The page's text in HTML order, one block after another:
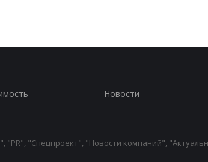
Новости
"Спецпроект", "Новости компаний",